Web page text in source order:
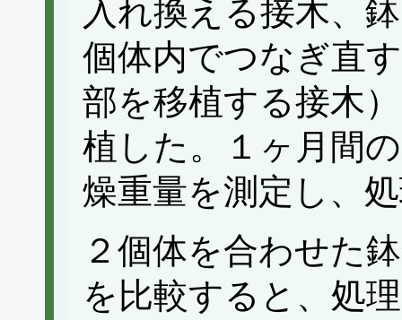
入れ換える接木、
個体内でつなぎ直
部を移植する接木
植した。１ヶ月間
燥重量を測定し、
２個体を合わせた
を比較すると、処